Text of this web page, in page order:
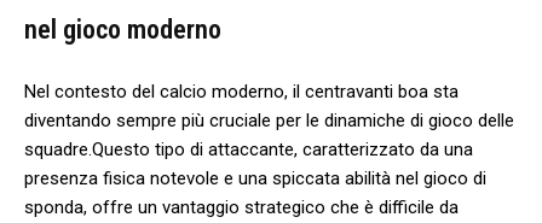
nel⁣ gioco‍ moderno
Nel​ contesto ⁤del calcio moderno, il ⁢centravanti boa ⁢sta
diventando sempre più cruciale‍ per le ‍dinamiche⁤ di gioco delle
squadre.Questo tipo di attaccante, caratterizzato ​da una ​
presenza fisica notevole⁤ e una spiccata⁣ abilità ⁣nel gioco di
⁤sponda, ‍offre un ‍vantaggio strategico ⁤che è difficile da